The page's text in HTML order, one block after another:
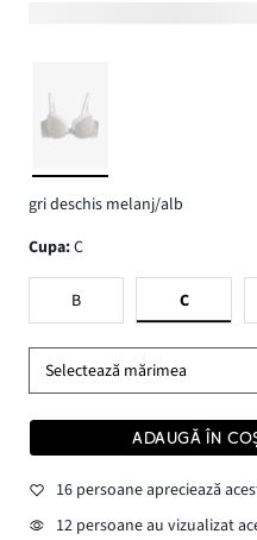
gri deschis melanj/alb
Cupa:C
B C
Selectează mărimea
ADAUGĂ ÎN
16 persoane apreciează
12 persoane au vizualizat